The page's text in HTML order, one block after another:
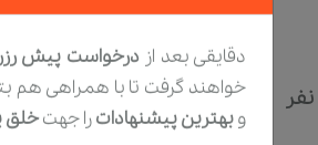
نفر
دقایقی بعد از درخواست پیش
خواهند گرفت تا با همراهی هم
وبهترین پیشنهاداترا جهت خلق